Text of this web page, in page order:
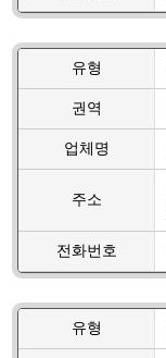
유형
권역
업체명
주소
전화번호
유형